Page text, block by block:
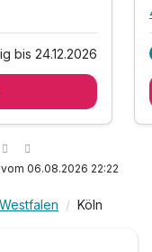
bis 24.12.2026
06.08.2026 22:22
Köln